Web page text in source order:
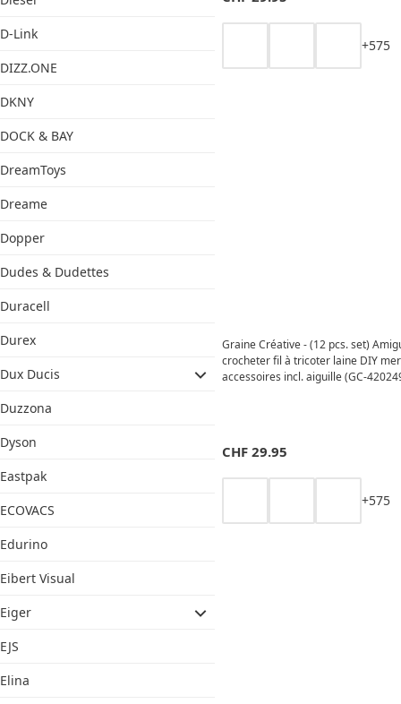
D-Link
DIZZ.ONE
DKNY
DOCK & BAY
DreamToys
Dreame
Dopper
Dudes & Dudettes
Duracell
Durex
Dux Ducis
Duzzona
Dyson
Eastpak
ECOVACS
Edurino
Eibert Visual
Eiger
EJS
Elina
+575
Graine Créative - (12 pcs. set)
crocheter fil à tricoter laine DIY
accessoires incl. aiguille (GC-
CHF 29.95
+575